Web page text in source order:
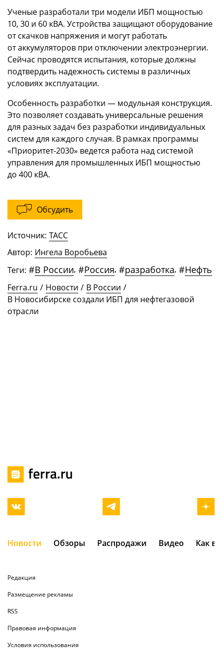
Ученые разработали три модели ИБП мощностью
10, 30 и 60 кВА. Устройства защищают оборудование
от скачков напряжения и могут работать
от аккумуляторов при отключении электроэнергии.
Сейчас проводятся испытания, которые должны
подтвердить надежность системы в различных
условиях эксплуатации.
Особенность разработки — модульная конструкция.
Это позволяет создавать универсальные решения
для разных задач без разработки индивидуальных
систем для каждого случая. В рамках программы
«Приоритет-2030» ведется работа над системой
управления для промышленных ИБП мощностью
до 400 кВА.
Обсудить
Источник: ТАСС
Автор: Ингела Воробьева
Теги: #В России, #Россия, #разработка, #Нефть
Ferra.ru / Новости / В России /
В Новосибирске создали ИБП для нефтегазовой
отрасли
Новости Обзоры Распродажи Видео Как
Редакция
Размещение рекламы
RSS
Правовая информация
Условия использования